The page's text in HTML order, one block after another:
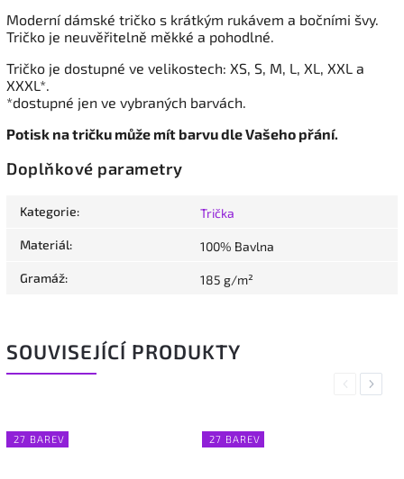
Moderní dámské tričko s krátkým rukávem a bočními švy.
Tričko je neuvěřitelně měkké a pohodlné.
Tričko je dostupné ve velikostech: XS, S, M, L, XL, XXL a
XXXL*.
*dostupné jen ve vybraných barvách.
Potisk na tričku může mít barvu dle Vašeho přání.
Doplňkové parametry
Kategorie: Trička
Materiál: 100% Bavlna
Gramáž: 185 g/m²
SOUVISEJÍCÍ PRODUKTY
Previous
27 BAREV 27 BAREV
Next